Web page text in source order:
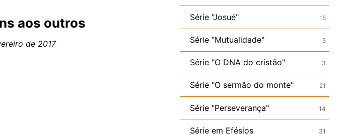
aos outros
de 2017
Série "Josué" 15
Série "Mutualidade" 5
Série "O DNA do cristão" 3
Série "O sermão do monte" 21
Série "Perseverança" 14
Série em Efésios 31